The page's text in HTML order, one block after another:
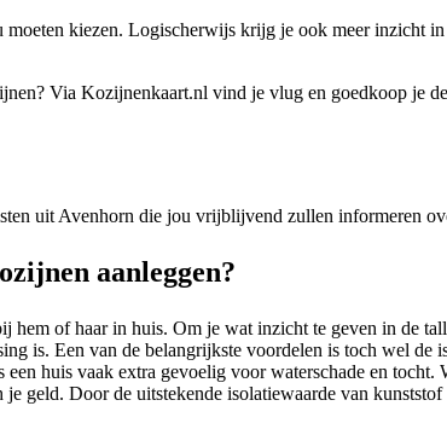
kiezen. Logischerwijs krijg je ook meer inzicht
Via Kozijnenkaart.nl vind je vlug en goedkoop je
uit Avenhorn die jou vrijblijvend zullen informeren
aanleggen?
hem of haar in huis. Om je wat inzicht te geven in de
is. Een van de belangrijkste voordelen is toch wel
huis vaak extra gevoelig voor waterschade en tocht.
geld. Door de uitstekende isolatiewaarde van